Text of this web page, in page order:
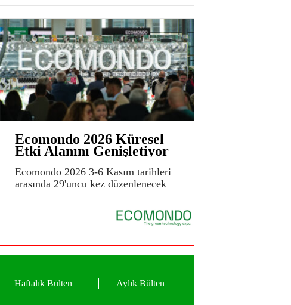
Ecomondo 2026 Küresel
Etki Alanını Genişletiyor
Ecomondo 2026 3-6 Kasım tarihleri
arasında 29'uncu kez düzenlenecek
Haftalık Bülten Aylık Bülten